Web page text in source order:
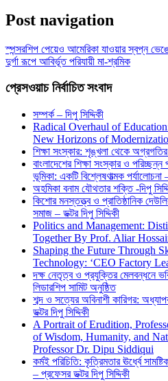
Post navigation
স্পন্সরশিপ পেয়েও আমেরিকা যাওয়ার স্বপ্ন
দুর্গা রূপে আবির্ভূত পরিযায়ী মা-শ্রমিক
প্রেসওয়াচ নির্বাচিত সংবাদ
সম্পর্ক – দিপু সিদ্দিকী
Radical Overhaul of
New Horizons of
শিক্ষা সংস্কার: শৃঙ্খলা থেকে অগ্রগতির
বাংলাদেশের শিক্ষা সংস্কার ও
ভূমিকা: একটি বিশ্লেষণাত্মক পর্যালোচনা
অহমিকা বনাম যৌথতার শক্তি -দিপু
কিশোর মনস্তত্ত্ব ও প্রাতিষ্ঠানিক
সমাজ – ডক্টর দিপু সিদ্দিকী
Politics and Management:
Together By Prof. Aliar
Shaping the Future Through
Technology: ‘CEO Factory
দক্ষ নেতৃত্ব ও প্রযুক্তির মেলবন্ধনে
লিডারশিপ সামিট অনুষ্ঠিত
শব্দ ও সত্যের অবিনাশী কারিগর:
ডক্টর দিপু সিদ্দিকী
A Portrait of Erudition,
of Wisdom, Humanity, and
Professor Dr. Dipu Siddiqui
কর্মই পরিচিতি: কৃত্রিমতার ঊর্ধ্বে
– প্রফেসর ডক্টর দিপু সিদ্দিকী